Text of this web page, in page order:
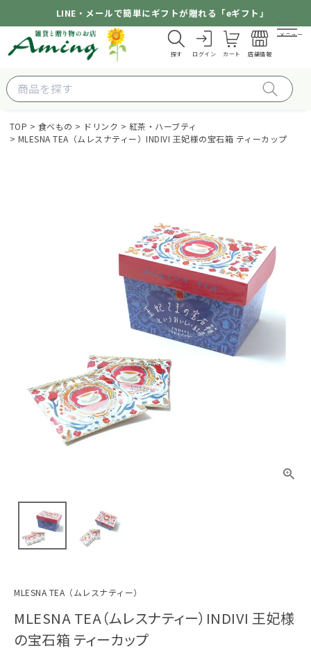
LINE・メールで簡単にギフトが贈れる「eギフト」
探す ログイン カート 店舗情報
メニュー
TOP 食べもの ドリンク
紅茶・ハーブティ
MLESNA TEA（ムレスナティー）INDIVI 王妃様の宝石箱 ティーカップ
MLESNA TEA（ムレスナティー）
MLESNA TEA（ムレスナティー）INDIVI 王妃様
の宝石箱 ティーカップ